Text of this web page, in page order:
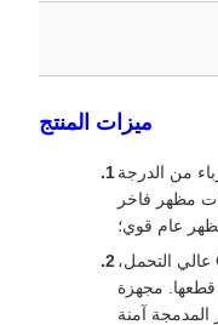
ميزات المنتج
من الدرجة
مظهر فاخر
عام قوي؛
الحرف اليدوية - مصنوعة من قطع CNC عالي التحمل،
مجهزة
المدمجة آمنة